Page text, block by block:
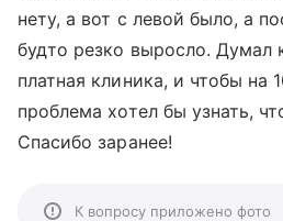
нету, а вот с левой было, а
будто резко выросло. Думал
платная клиника, и чтобы на
проблема хотел бы узнать,
Спасибо заранее!
К вопросу приложено фото